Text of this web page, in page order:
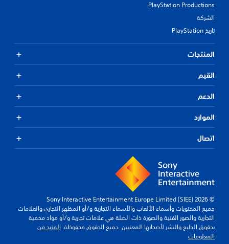
PlayStation Productions
الشركة
تاريخ PlayStation
المنتجات
القيم
الدعم
الموارد
اتصال
© 2026 Sony Interactive Entertainment Europe Limited (SIEE)
جميع المحتويات وأسماء الألعاب والأسماء التجارية و/أو المظهر التجاري والعلامات
التجارية والصور الفنية والصورة ذات الصلة هي علامات تجارية و/أو مواد محمية
بحقوق الطبع والنشر لأصحابها المعنيين. جميع الحقوق محفوظة. المزيد من
المعلومات